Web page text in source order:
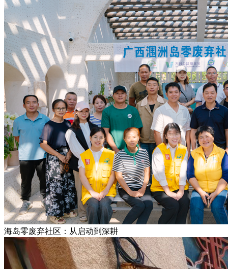
海岛零废弃社区：从启动到深耕